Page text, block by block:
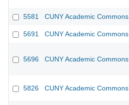
5581 CUNY Academic Commons
5691 CUNY Academic Commons
5696 CUNY Academic Commons
5826 CUNY Academic Commons